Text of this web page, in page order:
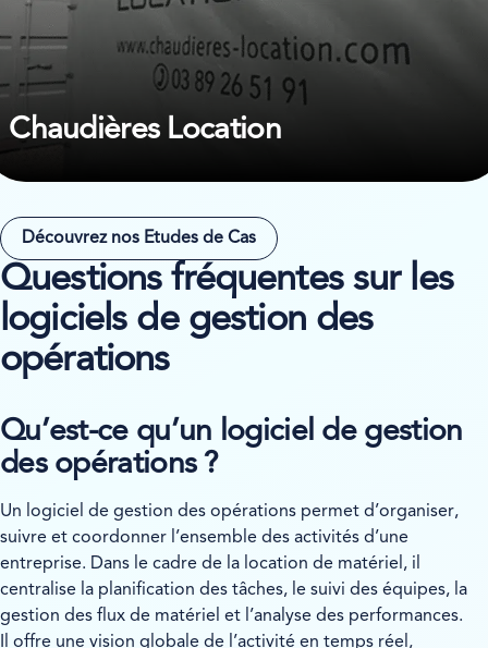
Chaudières Location
Découvrez nos Etudes de Cas
Questions fréquentes sur les
logiciels de gestion des
opérations
Qu’est-ce qu’un logiciel de gestion
des opérations ?
Un logiciel de gestion des opérations permet d’organiser,
suivre et coordonner l’ensemble des activités d’une
entreprise. Dans le cadre de la location de matériel, il
centralise la planification des tâches, le suivi des équipes, la
gestion des flux de matériel et l’analyse des performances.
Il offre une vision globale de l’activité en temps réel,